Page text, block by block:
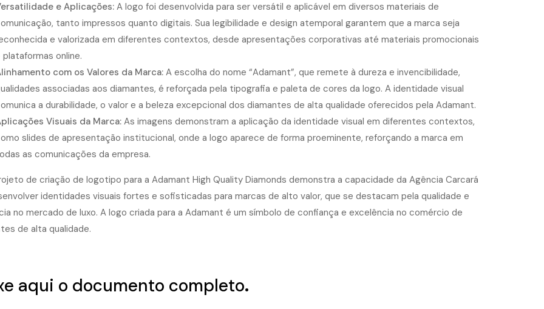
e Aplicações:A logo foi desenvolvida para ser versátil e aplicável em diversos materiais de
tanto impressos quanto digitais. Sua legibilidade e design atemporal garantem que a marca seja
e valorizada em diferentes contextos, desde apresentações corporativas até materiais promocionais
plataformas online.
com os Valores da Marca:A escolha do nome “Adamant”, que remete à dureza e invencibilidade,
associadas aos diamantes, é reforçada pela tipografia e paleta de cores da logo. A identidade visual
a durabilidade, o valor e a beleza excepcional dos diamantes de alta qualidade oferecidos pela Adamant.
Visuais da Marca:As imagens demonstram a aplicação da identidade visual em diferentes contextos,
slides de apresentação institucional, onde a logo aparece de forma proeminente, reforçando a marca em
as comunicações da empresa.
de criação de logotipo para a Adamant High Quality Diamonds demonstra a capacidade da Agência Carcará
identidades visuais fortes e sofisticadas para marcas de alto valor, que se destacam pela qualidade e
no mercado de luxo. A logo criada para a Adamant é um símbolo de confiança e excelência no comércio de
de alta qualidade.
aqui o documento completo.